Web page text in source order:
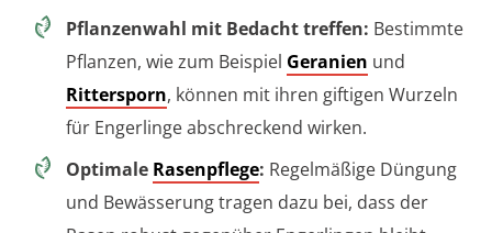
Pflanzenwahl mit Bedacht treffen: Bestimmte
Pflanzen, wie zum Beispiel Geranien und
Rittersporn, können mit ihren giftigen Wurzeln
für Engerlinge abschreckend wirken.
Optimale Rasenpflege: Regelmäßige Düngung
und Bewässerung tragen dazu bei, dass der